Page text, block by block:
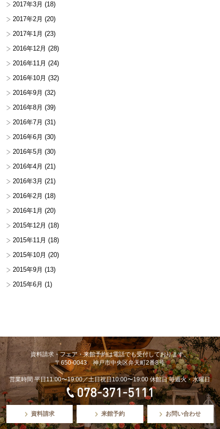
2017年3月 (18)
2017年2月 (20)
2017年1月 (23)
2016年12月 (28)
2016年11月 (24)
2016年10月 (32)
2016年9月 (32)
2016年8月 (39)
2016年7月 (31)
2016年6月 (30)
2016年5月 (30)
2016年4月 (21)
2016年3月 (21)
2016年2月 (18)
2016年1月 (20)
2015年12月 (18)
2015年11月 (18)
2015年10月 (20)
2015年9月 (13)
2015年6月 (1)
資料請求・フェア・来館予約は電話でも受付しております。
〒650-0043 神戸市中央区弁天町2番8号
営業時間 平日11:00〜19:00／土日祝日10:00〜19:00 休館日 毎週火・水曜日
資料請求 来館予約 お問い合わせ